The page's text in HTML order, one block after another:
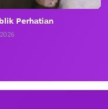
Perhatian